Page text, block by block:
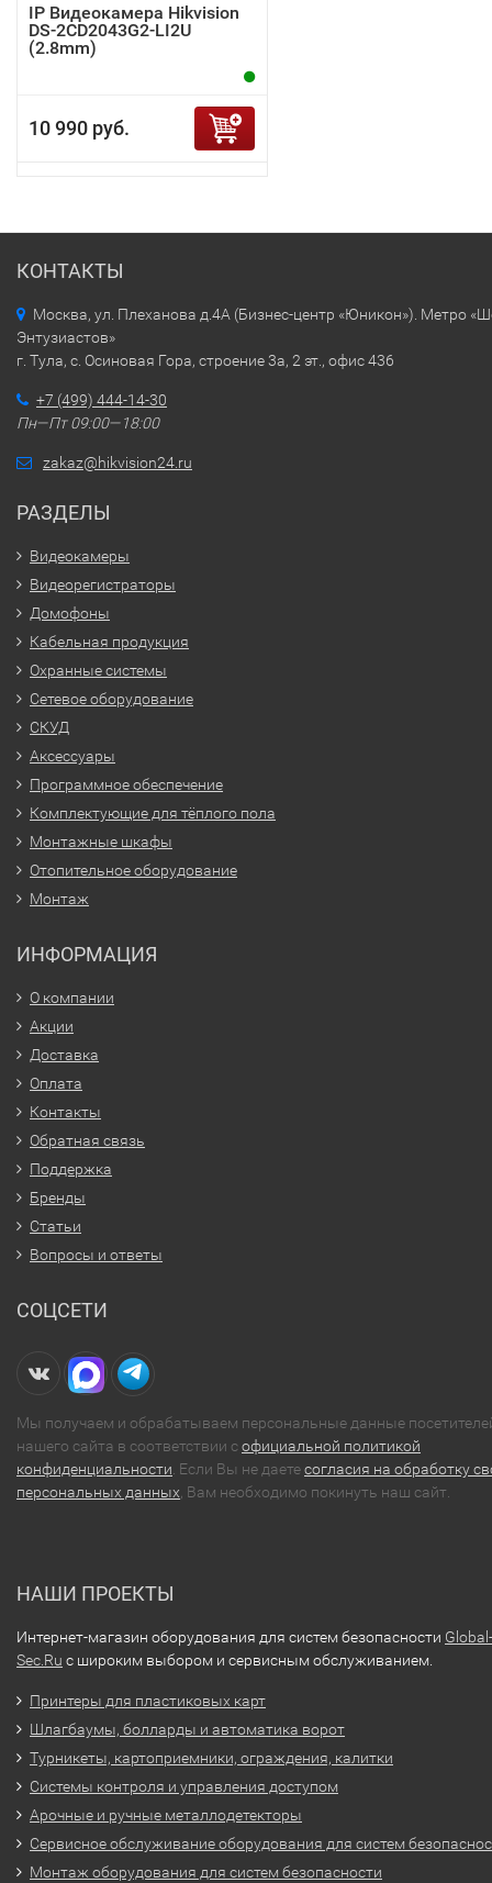
IP Видеокамера Hikvision
DS-2CD2043G2-LI2U
(2.8mm)
10 990 руб.
КОНТАКТЫ
Москва, ул. Плеханова д.4А (Бизнес-центр «Юникон»). Метро
Энтузиастов»
г. Тула, с. Осиновая Гора, строение 3а, 2 эт., офис 436
+7 (499) 444-14-30
Пн—Пт 09:00—18:00
zakaz@hikvision24.ru
РАЗДЕЛЫ
Видеокамеры
Видеорегистраторы
Домофоны
Кабельная продукция
Охранные системы
Сетевое оборудование
СКУД
Аксессуары
Программное обеспечение
Комплектующие для тёплого пола
Монтажные шкафы
Отопительное оборудование
Монтаж
ИНФОРМАЦИЯ
О компании
Акции
Доставка
Оплата
Контакты
Обратная связь
Поддержка
Бренды
Статьи
Вопросы и ответы
СОЦСЕТИ
Мы получаем и обрабатываем персональные данные
нашего сайта в соответствии софициальной политикой
конфиденциальности . Если Вы не даетесогласия на обработку
персональных данных , Вам необходимо покинуть наш сайт.
НАШИ ПРОЕКТЫ
Интернет-магазин оборудования для систем безопасности Global-
Sec.Ru с широким выбором и сервисным обслуживанием.
Принтеры для пластиковых карт
Шлагбаумы, болларды и автоматика ворот
Турникеты, картоприемники, ограждения, калитки
Системы контроля и управления доступом
Арочные и ручные металлодетекторы
Сервисное обслуживание оборудования для систем
Монтаж оборудования для систем безопасности